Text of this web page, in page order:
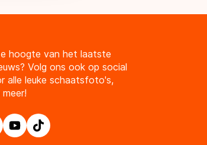
hoogte van het laatste
Volg ons ook op social
alle leuke schaatsfoto's,